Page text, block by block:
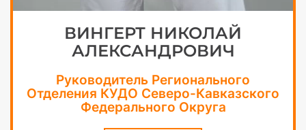
ВИНГЕРТ НИКОЛАЙ
АЛЕКСАНДРОВИЧ
Руководитель Регионального
Отделения КУДО Северо-Кавказского
Федерального Округа